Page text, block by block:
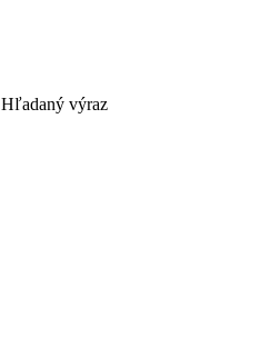
Hľadaný výraz